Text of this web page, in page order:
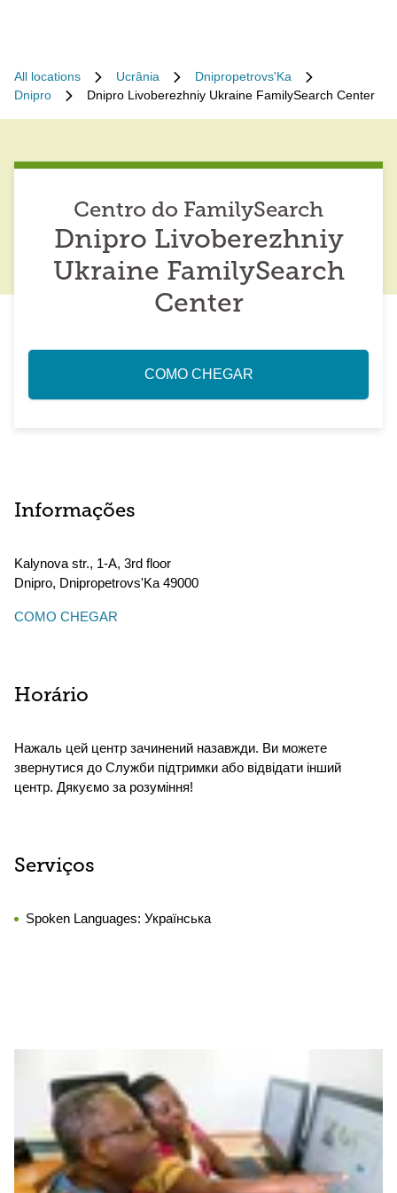
All locations Ucrânia
Dnipropetrovs'Ka
Dnipro
Dnipro Livoberezhniy Ukraine FamilySearch Center
Centro do FamilySearch
Dnipro Livoberezhniy
Ukraine FamilySearch
Center
COMO CHEGAR
Informações
Kalynova str., 1-A, 3rd floor
Dnipro, Dnipropetrovs'Ka 49000
COMO CHEGAR
Horário
Нажаль цей центр зачинений назавжди. Ви можете
звернутися до Служби підтримки або відвідати інший
центр. Дякуємо за розуміння!
Serviços
Spoken Languages: Українська